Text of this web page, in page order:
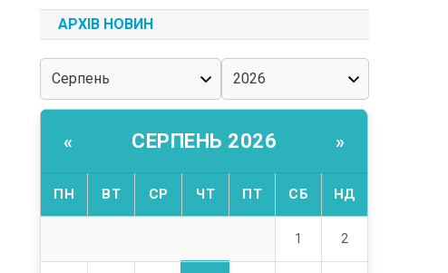
АРХІВ НОВИН
« СЕРПЕНЬ 2026 »
ПН ВТ СР ЧТ ПТ СБ НД
1 2